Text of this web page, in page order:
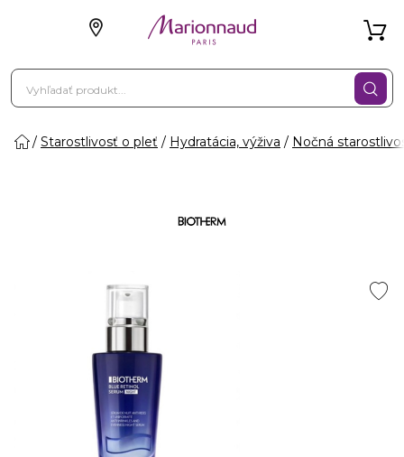
Starostlivosť o pleť Hydratácia, výživa Nočná